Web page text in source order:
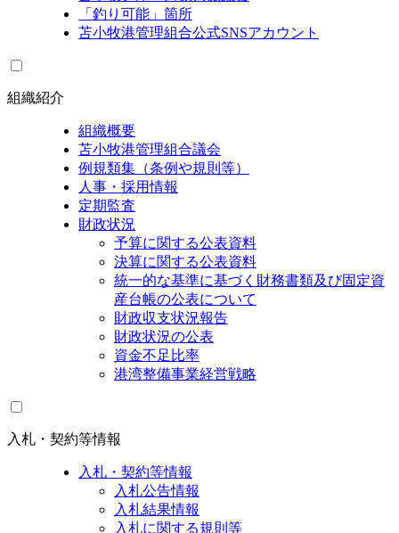
「釣り可能」箇所
苫小牧港管理組合公式SNSアカウント
組織紹介
組織概要
苫小牧港管理組合議会
例規類集（条例や規則等）
人事・採用情報
定期監査
財政状況
予算に関する公表資料
決算に関する公表資料
統一的な基準に基づく財務書類及び固定資
産台帳の公表について
財政収支状況報告
財政状況の公表
資金不足比率
港湾整備事業経営戦略
入札・契約等情報
入札・契約等情報
入札公告情報
入札結果情報
入札に関する規則等